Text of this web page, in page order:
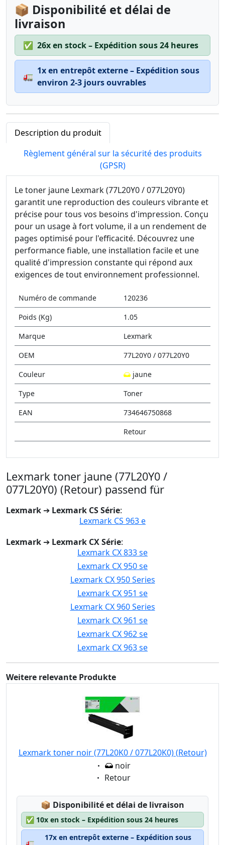
📦 Disponibilité et délai de
livraison
✅ 26x en stock – Expédition sous 24 heures
🚛
1x en entrepôt externe – Expédition sous
environ 2-3 jours ouvrables
Description du produit
Règlement général sur la sécurité des produits
(GPSR)
Le toner jaune Lexmark (77L20Y0 / 077L20Y0)
garantit une reproduction des couleurs vibrante et
précise pour tous vos besoins d'impression. Conçu
pour un usage à fort volume, il a un rendement de
pages optimisé pour l'efficacité. Découvrez une
performance fiable, une installation facile et une
qualité d'impression constante qui répond aux
exigences de tout environnement professionnel.
Numéro de commande
120236
Poids (Kg)
1.05
Marque
Lexmark
OEM
77L20Y0 / 077L20Y0
Couleur
jaune
Type
Toner
EAN
734646750868
Retour
Lexmark toner jaune (77L20Y0 /
077L20Y0) (Retour) passend für
Lexmark ➔ Lexmark CS Série:
Lexmark CS 963 e
Lexmark ➔ Lexmark CX Série:
Lexmark CX 833 se
Lexmark CX 950 se
Lexmark CX 950 Series
Lexmark CX 951 se
Lexmark CX 960 Series
Lexmark CX 961 se
Lexmark CX 962 se
Lexmark CX 963 se
Weitere relevante Produkte
Lexmark toner noir (77L20K0 / 077L20K0) (Retour)
Eigenschaft:
noir
Eigenschaft:
Retour
📦 Lagerstatus:
Disponibilité et délai de livraison
✅ 10x en stock – Expédition sous 24 heures
🚛
17x en entrepôt externe – Expédition sous